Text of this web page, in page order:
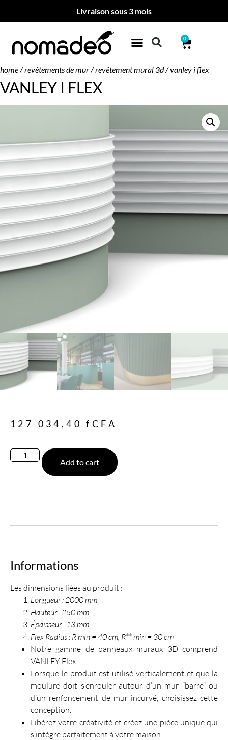
Livraison sous 3 mois
0
home/revêtements de mur/revêtement mural 3d/ vanley i flex
VANLEY I FLEX
127 034,40fCFA
Add to cart
Informations
Les dimensions liées au produit :
Longueur : 2000 mm
Hauteur : 250 mm
Épaisseur : 13 mm
Flex Radius : R min = 40 cm, R** min = 30 cm
Notre gamme de panneaux muraux 3D comprend
VANLEY Flex.
Lorsque le produit est utilisé verticalement et que la
moulure doit s’enrouler autour d’un mur “barre” ou
d’un renfoncement de mur incurvé, choisissez cette
conception.
Libérez votre créativité et créez une pièce unique qui
s’intègre parfaitement à votre maison.